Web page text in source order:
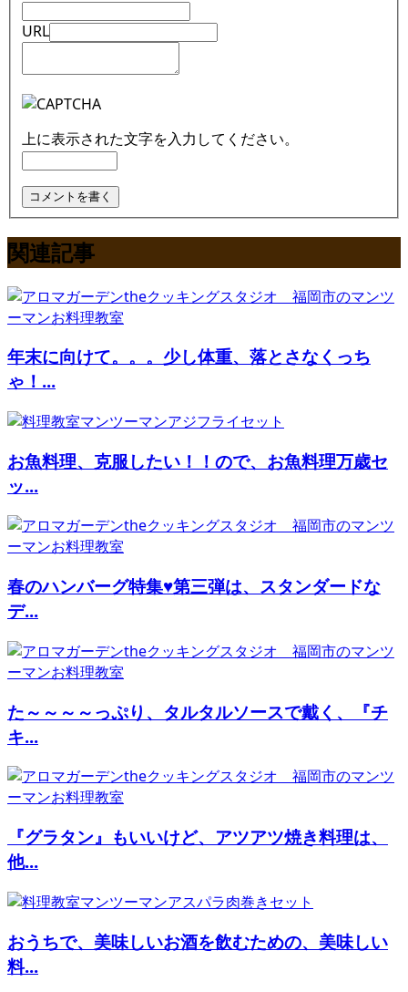
URL
上に表示された文字を入力してください。
関連記事
年末に向けて。。。少し体重、落とさなくっち
ゃ！...
お魚料理、克服したい！！ので、お魚料理万歳セ
ッ...
春のハンバーグ特集♥第三弾は、スタンダードな
デ...
た～～～～っぷり、タルタルソースで戴く、『チ
キ...
『グラタン』もいいけど、アツアツ焼き料理は、
他...
おうちで、美味しいお酒を飲むための、美味しい
料...